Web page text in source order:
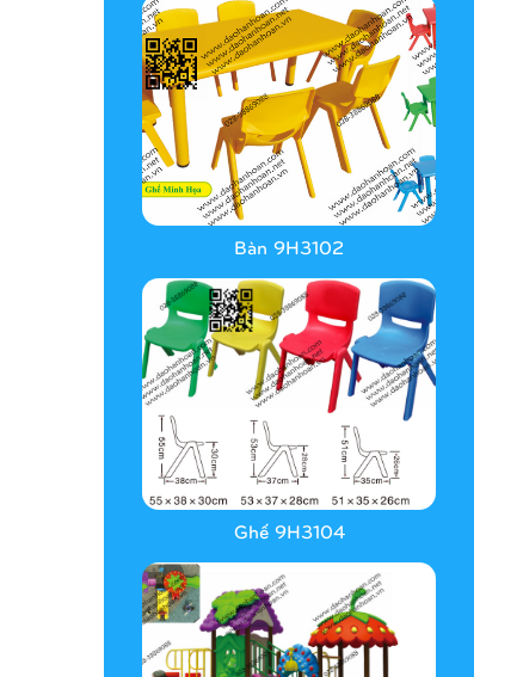
Bàn 9H3102
Ghế 9H3104